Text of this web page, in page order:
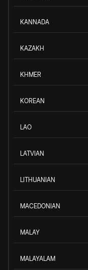
KANNADA
KAZAKH
KHMER
KOREAN
LAO
LATVIAN
LITHUANIAN
MACEDONIAN
MALAY
MALAYALAM